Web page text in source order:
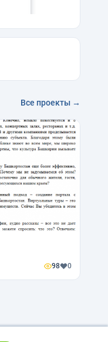
Все проекты →
98 0